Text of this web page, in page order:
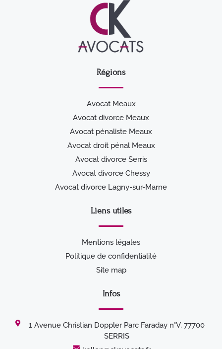
Régions
Avocat Meaux
Avocat divorce Meaux
Avocat pénaliste Meaux
Avocat droit pénal Meaux
Avocat divorce Serris
Avocat divorce Chessy
Avocat divorce Lagny-sur-Marne
Liens utiles
Mentions légales
Politique de confidentialité
Site map
Infos
1 Avenue Christian Doppler Parc Faraday n°V, 77700
SERRIS